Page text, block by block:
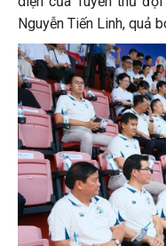
Nguyễn Tiến Linh, quả